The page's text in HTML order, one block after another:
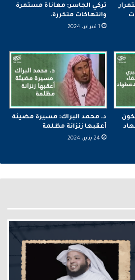
تركي الجاسر: معاناة مستمرة
وانتهاكات متكررة.
1 فبراير، 2024
د. محمد البراك: مسيرة مضيئة
أعقبها زنزانة مظلمة
24 يناير، 2024